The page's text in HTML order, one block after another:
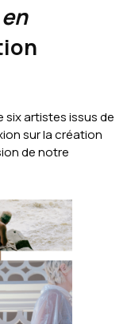
artistes issus de
sur la création
de notre